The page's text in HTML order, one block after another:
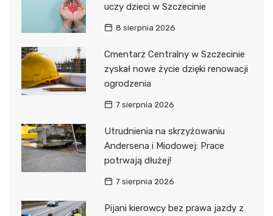
uczy dzieci w Szczecinie
8 sierpnia 2026
Cmentarz Centralny w Szczecinie
zyskał nowe życie dzięki renowacji
ogrodzenia
7 sierpnia 2026
Utrudnienia na skrzyżowaniu
Andersena i Miodowej: Prace
potrwają dłużej!
7 sierpnia 2026
Pijani kierowcy bez prawa jazdy z